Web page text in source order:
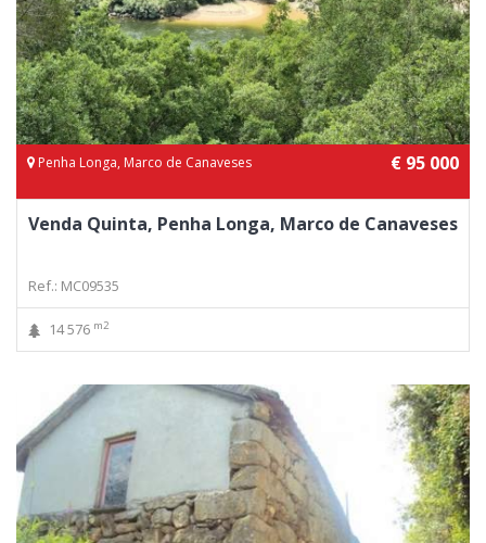
Penha Longa, Marco de Canaveses € 95 000
Venda Quinta, Penha Longa, Marco de Canaveses
Ref.: MC09535
14 576 m2